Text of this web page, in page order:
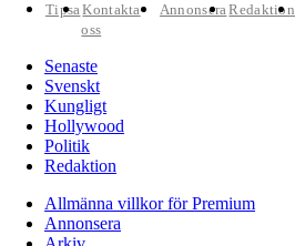
TipsaKontakta
oss
AnnonseraRedaktion
Senaste
Svenskt
Kungligt
Hollywood
Politik
Redaktion
Allmänna villkor för Premium
Annonsera